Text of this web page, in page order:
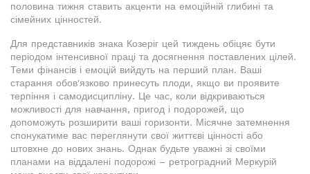
половина тижня ставить акценти на емоційній глибині та
сімейних цінностей.
Для представників знака Козеріг цей тиждень обіцяє бути
періодом інтенсивної праці та досягнення поставлених цілей.
Теми фінансів і емоцій вийдуть на перший план. Ваші
старання обов'язково принесуть плоди, якщо ви проявите
терпіння і самодисципліну. Це час, коли відкриваються
можливості для навчання, пригод і подорожей, що
допоможуть розширити ваші горизонти. Місячне затемнення
спонукатиме вас переглянути свої життєві цінності або
штовхне до нових знань. Однак будьте уважні зі своїми
планами на віддалені подорожі – ретроградний Меркурій